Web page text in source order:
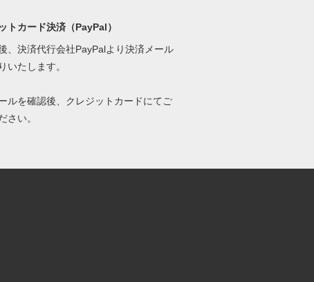
トカード決済（PayPal）
、決済代行会社PayPalより決済メール
いたします。
ルを確認後、クレジットカードにてご
さい。